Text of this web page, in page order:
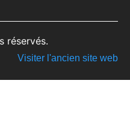
réservés.
Visiter l'ancien site web